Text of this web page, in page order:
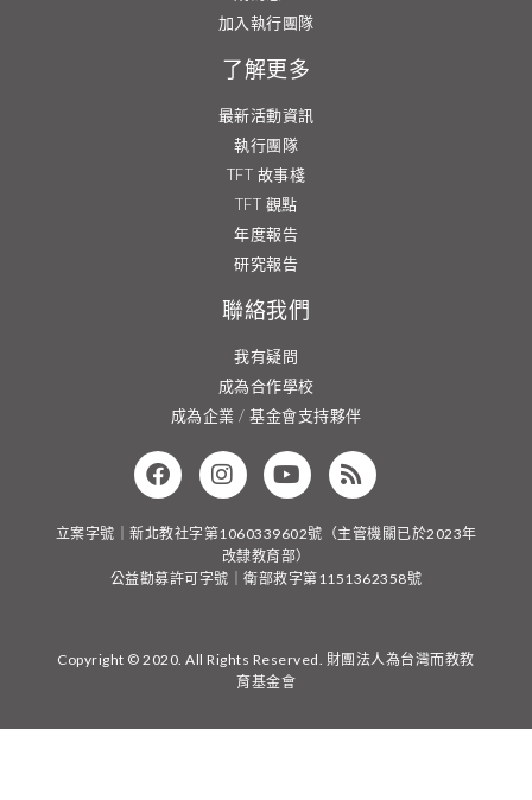
加入執行團隊
了解更多
最新活動資訊
執行團隊
TFT 故事棧
TFT 觀點
年度報告
研究報告
聯絡我們
我有疑問
成為合作學校
成為企業 / 基金會支持夥伴
立案字號｜新北教社字第1060339602號（主管機關已於2023年
改隸教育部）
公益勸募許可字號｜衛部救字第1151362358號
Copyright © 2020. All Rights Reserved. 財團法人為台灣而教教
育基金會